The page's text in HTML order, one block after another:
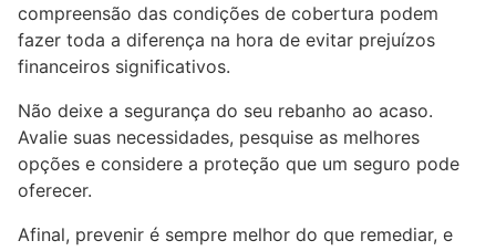
compreensão das condições de cobertura podem
fazer toda a diferença na hora de evitar prejuízos
financeiros significativos.
Não deixe a segurança do seu rebanho ao acaso.
Avalie suas necessidades, pesquise as melhores
opções e considere a proteção que um seguro pode
oferecer.
Afinal, prevenir é sempre melhor do que remediar, e